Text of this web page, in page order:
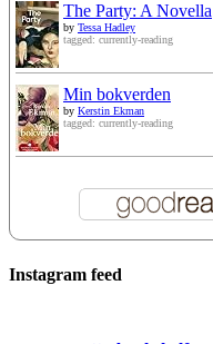
The Party: A Novella
by Tessa Hadley
tagged: currently-reading
Min bokverden
by Kerstin Ekman
tagged: currently-reading
Instagram feed